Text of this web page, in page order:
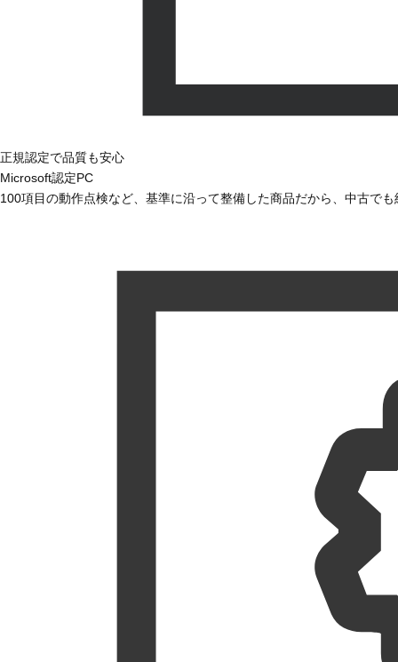
正規認定で品質も安心
Microsoft認定PC
100項目の動作点検など、基準に沿って整備した商品だから、中古で